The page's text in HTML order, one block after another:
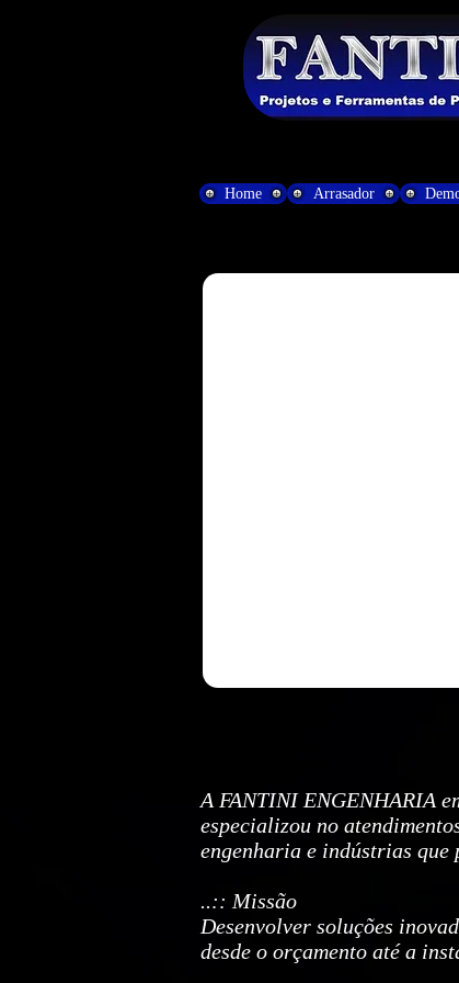
Home Arrasador
A FANTINI ENGENHARIA
especializou no
engenharia e indústrias
..:: Missão
Desenvolver soluções
desde o orçamento até a